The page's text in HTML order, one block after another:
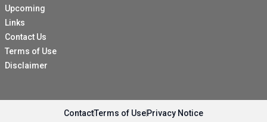
Upcoming
Links
Contact Us
Terms of Use
Disclaimer
ContactTerms of UsePrivacy Notice